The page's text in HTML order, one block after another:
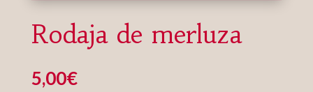
Rodaja de merluza
5,00€